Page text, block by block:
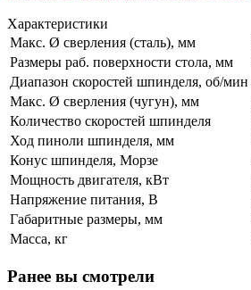
Характеристики
Макс. Ø сверления (сталь), мм
Размеры раб. поверхности стола, мм
Диапазон скоростей шпинделя, об/мин
Макс. Ø сверления (чугун), мм
Количество скоростей шпинделя
Ход пиноли шпинделя, мм
Конус шпинделя, Морзе
Мощность двигателя, кВт
Напряжение питания, В
Габаритные размеры, мм
Масса, кг
Ранее вы смотрели